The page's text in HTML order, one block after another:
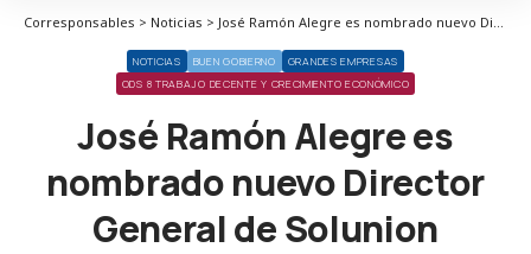
Corresponsables > Noticias > José Ramón Alegre es nombrado nuevo Director General de Solunion
NOTICIAS BUEN GOBIERNO
GRANDES EMPRESAS
ODS 8 TRABAJO DECENTE Y CRECIMIENTO ECONÓMICO
José Ramón Alegre es
nombrado nuevo Director
General de Solunion